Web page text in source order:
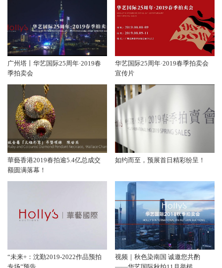
广州塔丨华艺国际25周年·2019春
季拍卖会
华艺国际25周年·2019春季拍卖会
宣传片
華藝香港2019春拍逾5.4亿总成交
额圆满落幕！
如约而至，预展首日精彩纷呈！
“未来+：沈勤2019-2022作品预拍
视频｜秋色染南国 诚邀您共酌